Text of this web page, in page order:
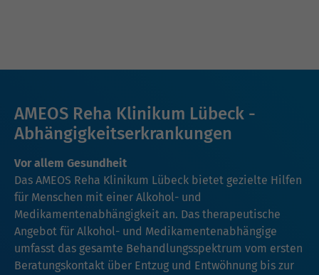
AMEOS Reha Klinikum Lübeck -
Abhängigkeitserkrankungen
Vor allem Gesundheit
Das AMEOS Reha Klinikum Lübeck bietet gezielte Hilfen
für Menschen mit einer Alkohol- und
Medikamentenabhängigkeit an. Das therapeutische
Angebot für Alkohol- und Medikamentenabhängige
umfasst das gesamte Behandlungsspektrum vom ersten
Beratungskontakt über Entzug und Entwöhnung bis zur